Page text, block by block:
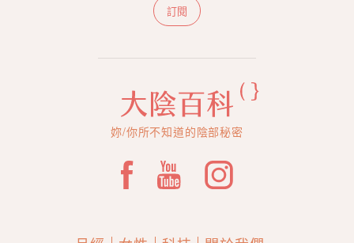
訂閱
妳/你所不知道的陰部秘密